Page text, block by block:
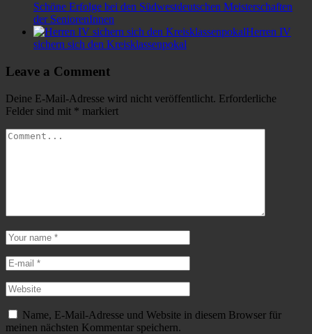
Schöne Erfolge bei den Südwestdeutschen Meisterschaften
der SeniorenInnen
Herren IV
sichern sich den Kreisklassenpokal
Leave a Comment
Deine E-Mail-Adresse wird nicht veröffentlicht. Erforderliche
Felder sind mit * markiert
Name, E-Mail-Adresse und Website in diesem Browser für
meinen nächsten Kommentar speichern.